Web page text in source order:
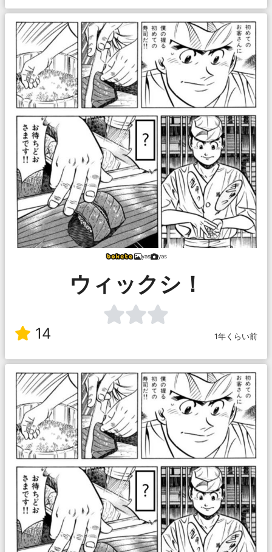
yas yas
ウィックシ！
14 1年くらい前